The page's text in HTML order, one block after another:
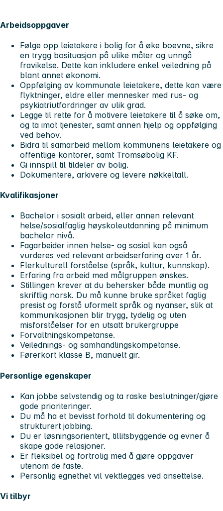
Arbeidsoppgaver
Følge opp leietakere i bolig for å øke boevne, sikre
en trygg bosituasjon på ulike måter og unngå
fravikelse. Dette kan inkludere enkel veiledning på
blant annet økonomi.
Oppfølging av kommunale leietakere, dette kan være
flyktninger, eldre eller mennesker med rus- og
psykiatriutfordringer av ulik grad.
Legge til rette for å motivere leietakere til å søke om,
og ta imot tjenester, samt annen hjelp og oppfølging
ved behov.
Bidra til samarbeid mellom kommunens leietakere og
offentlige kontorer, samt Tromsøbolig KF.
Gi innspill til tildeler av bolig.
Dokumentere, arkivere og levere nøkkeltall.
Kvalifikasjoner
Bachelor i sosialt arbeid, eller annen relevant
helse/sosialfaglig høyskoleutdanning på minimum
bachelor nivå.
Fagarbeider innen helse- og sosial kan også
vurderes ved relevant arbeidserfaring over 1 år.
Flerkulturell forståelse (språk, kultur, kunnskap).
Erfaring fra arbeid med målgruppen ønskes.
Stillingen krever at du behersker både muntlig og
skriftlig norsk. Du må kunne bruke språket faglig
presist og forstå uformelt språk og nyanser, slik at
kommunikasjonen blir trygg, tydelig og uten
misforståelser for en utsatt brukergruppe
Forvaltningskompetanse.
Veilednings- og samhandlingskompetanse.
Førerkort klasse B, manuelt gir.
Personlige egenskaper
Kan jobbe selvstendig og ta raske beslutninger/gjøre
gode prioriteringer.
Du må ha et bevisst forhold til dokumentering og
strukturert jobbing.
Du er løsningsorientert, tillitsbyggende og evner å
skape gode relasjoner.
Er fleksibel og fortrolig med å gjøre oppgaver
utenom de faste.
Personlig egnethet vil vektlegges ved ansettelse.
Vi tilbyr